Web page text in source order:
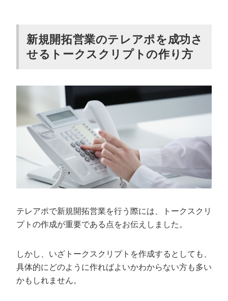
新規開拓営業のテレアポを成功さ
せるトークスクリプトの作り方
テレアポで新規開拓営業を行う際には、トークスクリ
プトの作成が重要である点をお伝えしました。
しかし、いざトークスクリプトを作成するとしても、
具体的にどのように作ればよいかわからない方も多い
かもしれません。